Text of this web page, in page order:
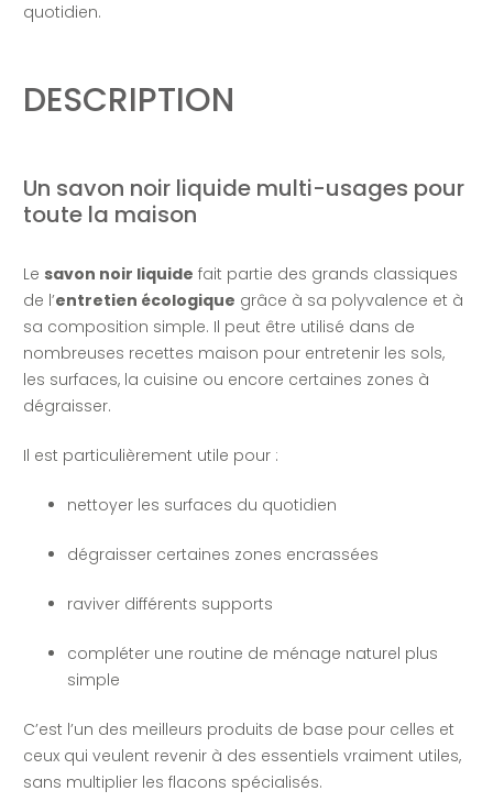
quotidien.
DESCRIPTION
Un savon noir liquide multi-usages pour
toute la maison
Le savon noir liquide fait partie des grands classiques
de l’entretien écologique grâce à sa polyvalence et à
sa composition simple. Il peut être utilisé dans de
nombreuses recettes maison pour entretenir les sols,
les surfaces, la cuisine ou encore certaines zones à
dégraisser.
Il est particulièrement utile pour :
nettoyer les surfaces du quotidien
dégraisser certaines zones encrassées
raviver différents supports
compléter une routine de ménage naturel plus
simple
C’est l’un des meilleurs produits de base pour celles et
ceux qui veulent revenir à des essentiels vraiment utiles,
sans multiplier les flacons spécialisés.